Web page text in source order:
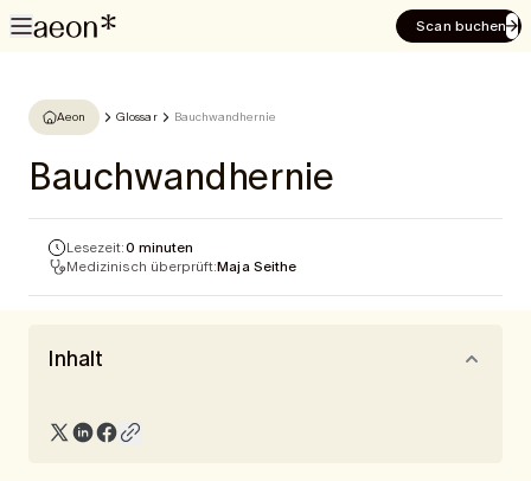
Scan buchen
Aeon Glossar Bauchwandhernie
Bauchwandhernie
Lesezeit:0 minuten
Medizinisch überprüft:Maja Seithe
Inhalt